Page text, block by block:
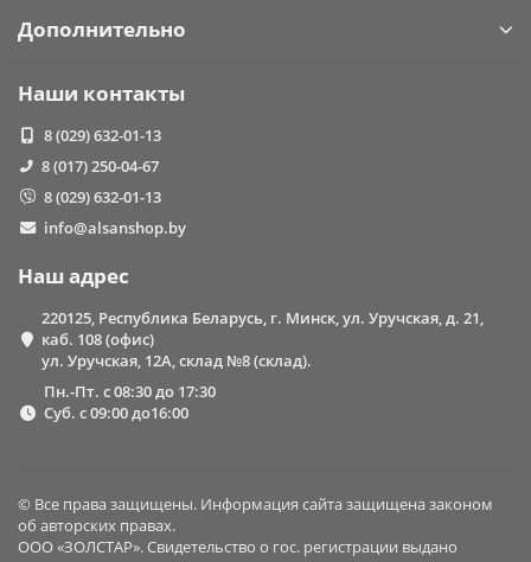
Дополнительно
Наши контакты
8 (029) 632-01-13
8 (017) 250-04-67
8 (029) 632-01-13
info@alsanshop.by
Наш адрес
220125, Республика Беларусь, г. Минск, ул. Уручская, д. 21,
каб. 108 (офис)
ул. Уручская, 12А, склад №8 (склад).
Пн.-Пт. с 08:30 до 17:30
Суб. с 09:00 до16:00
© Все права защищены. Информация сайта защищена законом
об авторских правах.
ООО «ЗОЛСТАР». Свидетельство о гос. регистрации выдано